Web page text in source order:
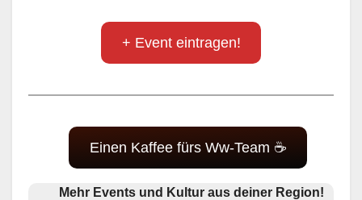
+ Event eintragen!
Einen Kaffee fürs Ww-Team ☕
Mehr Events und Kultur aus deiner Region!